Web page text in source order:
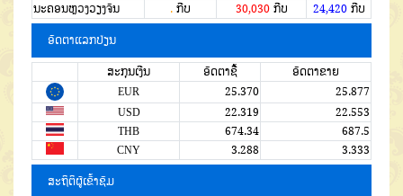
ນະຄອນຫຼວງວຽງຈັນ
. ກີບ 30,030ກີບ 24,420ກີບ
ອັດຕາແລກປ່ຽນ
ສະກຸນເງີນ ອັດຕາຊື້
ອັດຕາຂາຍ
EUR
25.370
25.877
USD
22.319
22.553
THB
674.34
687.5
CNY
3.288 3.333
ສະຖິຕິຜູ້ເຂົ້າຊົມ